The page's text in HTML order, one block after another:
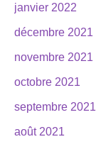
janvier 2022
décembre 2021
novembre 2021
octobre 2021
septembre 2021
août 2021